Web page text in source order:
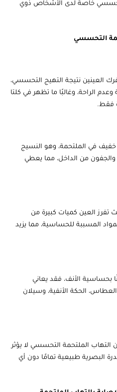
تحسسي خاصةً لدى الأشخاص ذوي
التحسسي
العينين نتيجة التهيج التحسسي،
الراحة، وغالبًا ما تظهر في كلتا
فقط.
خفيف في الملتحمة، وهو النسيج
من الداخل، مما يعطي
تفرز العين كميات كبيرة من
المسببة للحساسية، مما يزيد
بحساسية الأنف، فقد يعاني
الحكة الأنفية، وسيلان
التهاب الملتحمة التحسسي لا يؤثر
البصرية طبيعية تمامًا دون أي